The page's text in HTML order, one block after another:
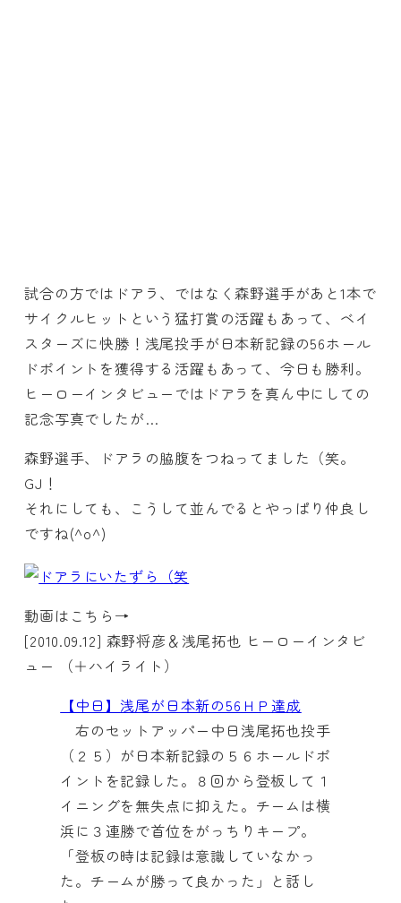
試合の方ではドアラ、ではなく森野選手があと1本で
サイクルヒットという猛打賞の活躍もあって、ベイ
スターズに快勝！浅尾投手が日本新記録の56ホール
ドポイントを獲得する活躍もあって、今日も勝利。
ヒーローインタビューではドアラを真ん中にしての
記念写真でしたが…
森野選手、ドアラの脇腹をつねってました（笑。
GJ！
それにしても、こうして並んでるとやっぱり仲良し
ですね(^o^)
動画はこちら→
[2010.09.12] 森野将彦＆浅尾拓也 ヒーローインタビ
ュー （＋ハイライト）
【中日】浅尾が日本新の56ＨＰ達成
右のセットアッパー中日浅尾拓也投手
（２５）が日本新記録の５６ホールドポ
イントを記録した。８回から登板して１
イニングを無失点に抑えた。チームは横
浜に３連勝で首位をがっちりキープ。
「登板の時は記録は意識していなかっ
た。チームが勝って良かった」と話し